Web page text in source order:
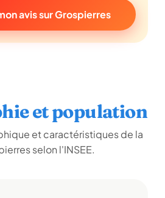
avis sur Grospierres
et population
et caractéristiques de la
selon l'INSEE.